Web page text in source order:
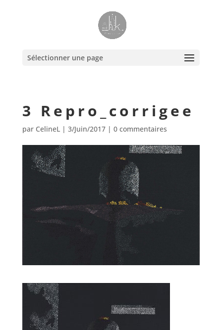
Sélectionner une page
3 Repro_corrigee
par CelineL| 3/Juin/2017| 0 commentaires